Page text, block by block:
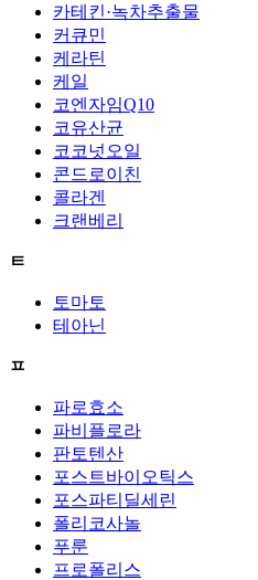
카테킨·녹차추출물
커큐민
케라틴
케일
코엔자임Q10
코유산균
코코넛오일
콘드로이친
콜라겐
크랜베리
ㅌ
토마토
테아닌
ㅍ
파로효소
파비플로라
판토텐산
포스트바이오틱스
포스파티딜세린
폴리코사놀
푸룬
프로폴리스